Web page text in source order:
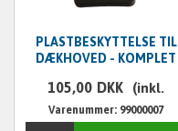
PLASTBESKYTTELSE TIL
DÆKHOVED - KOMPLET
105,00 DKK (inkl.
moms)
Varenummer: 99000007